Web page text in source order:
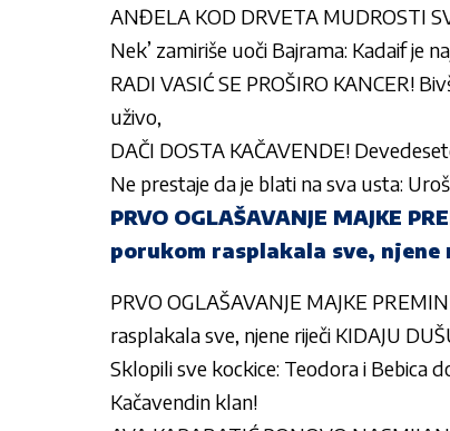
ANĐELA KOD DRVETA MUDROSTI
Nek’ zamiriše uoči Bajrama: Kadaif je
RADI VASIĆ SE PROŠIRO KANCER!
uživo,
DAČI DOSTA KAČAVENDE!
Ne prestaje da je blati na sva usta:
PRVO OGLAŠAVANJE MAJKE
porukom rasplakala sve, njene
PRVO OGLAŠAVANJE MAJKE
rasplakala sve, njene riječi KIDAJU
Sklopili sve kockice: Teodora i Bebica
Kačavendin klan!